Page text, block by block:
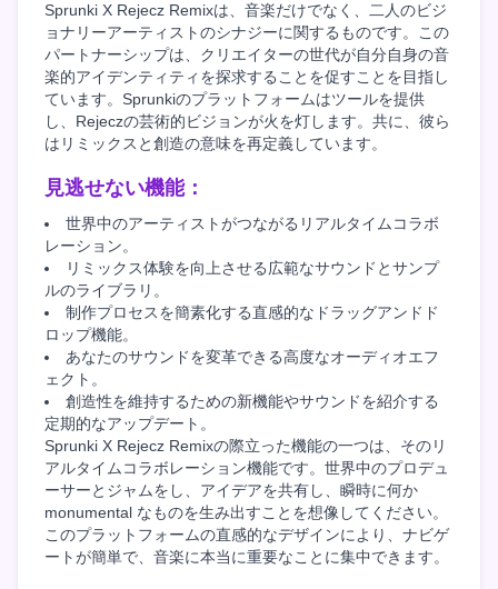
Sprunki X Rejecz Remixは、音楽だけでなく、二人のビジ
ョナリーアーティストのシナジーに関するものです。この
パートナーシップは、クリエイターの世代が自分自身の音
楽的アイデンティティを探求することを促すことを目指し
ています。Sprunkiのプラットフォームはツールを提供
し、Rejeczの芸術的ビジョンが火を灯します。共に、彼ら
はリミックスと創造の意味を再定義しています。
見逃せない機能：
世界中のアーティストがつながるリアルタイムコラボ
レーション。
リミックス体験を向上させる広範なサウンドとサンプ
ルのライブラリ。
制作プロセスを簡素化する直感的なドラッグアンドド
ロップ機能。
あなたのサウンドを変革できる高度なオーディオエフ
ェクト。
創造性を維持するための新機能やサウンドを紹介する
定期的なアップデート。
Sprunki X Rejecz Remixの際立った機能の一つは、そのリ
アルタイムコラボレーション機能です。世界中のプロデュ
ーサーとジャムをし、アイデアを共有し、瞬時に何か
monumental なものを生み出すことを想像してください。
このプラットフォームの直感的なデザインにより、ナビゲ
ートが簡単で、音楽に本当に重要なことに集中できます。